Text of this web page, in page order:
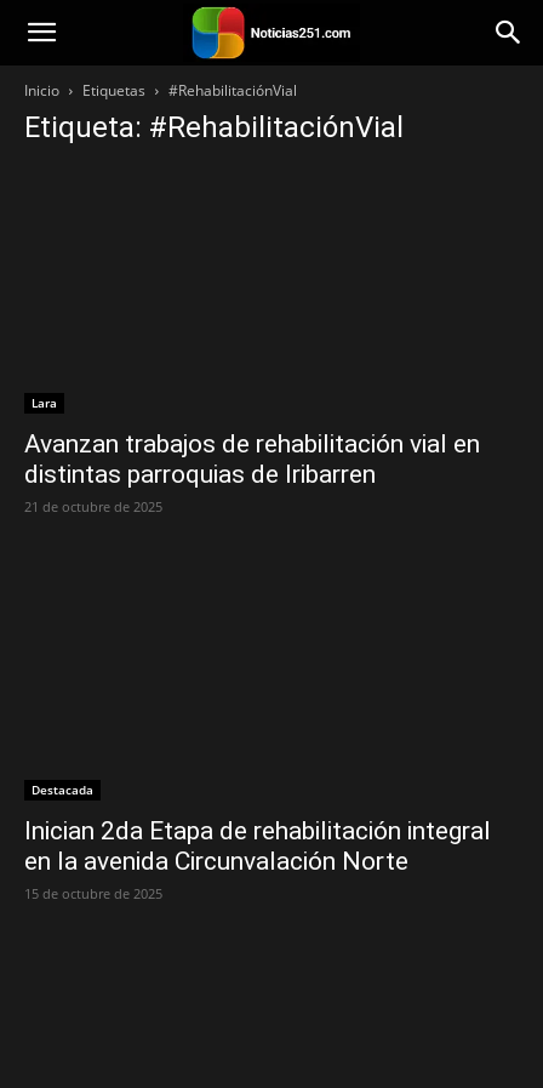
Noticias251
Inicio Etiquetas #RehabilitaciónVial
Etiqueta: #RehabilitaciónVial
Lara
Avanzan trabajos de rehabilitación vial en
distintas parroquias de Iribarren
21 de octubre de 2025
Destacada
Inician 2da Etapa de rehabilitación integral
en la avenida Circunvalación Norte
15 de octubre de 2025